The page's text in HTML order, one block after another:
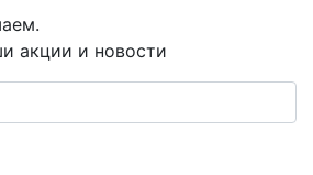
акции и новости